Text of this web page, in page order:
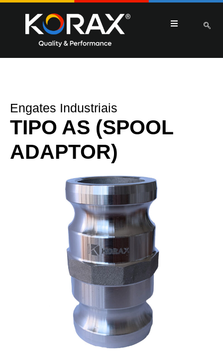
Engates Industriais
TIPO AS (SPOOL
ADAPTOR)